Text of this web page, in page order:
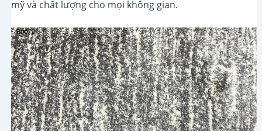
mỹ và chất lượng cho mọi không gian.